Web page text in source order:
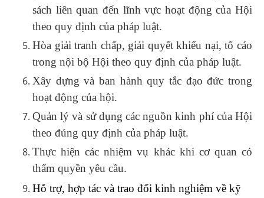
sách liên quan đến lĩnh vực hoạt động của Hội
theo quy định của pháp luật.
Hòa giải tranh chấp, giải quyết khiếu nại, tố cáo
trong nội bộ Hội theo quy định của pháp luật.
Xây dựng và ban hành quy tắc đạo đức trong
hoạt động của hội.
Quản lý và sử dụng các nguồn kinh phí của Hội
theo đúng quy định của pháp luật.
Thực hiện các nhiệm vụ khác khi cơ quan có
thẩm quyền yêu cầu.
Hỗ trợ, hợp tác và trao đổi kinh nghiệm về kỹ